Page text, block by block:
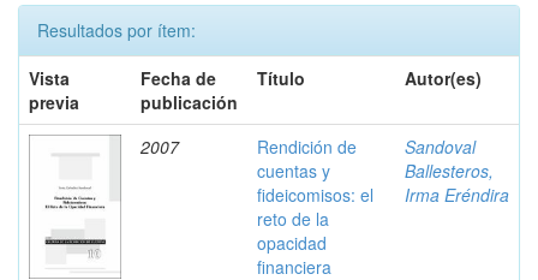
Resultados por ítem:
Vista
previa
Fecha de
publicación
Título Autor(es)
2007
Rendición de
cuentas y
fideicomisos: el
reto de la
opacidad
financiera
Sandoval
Ballesteros,
Irma Eréndira